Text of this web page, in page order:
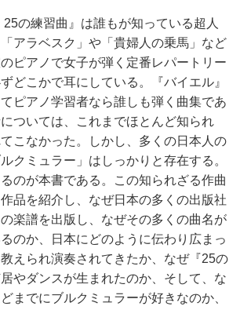
25の練習曲』は誰もが知っている超人
アラベスク」や「貴婦人の乗馬」など
ピアノで女子が弾く定番レパートリー
どこかで耳にしている。『バイエル』
ピアノ学習者なら誰しも弾く曲集であ
ついては、これまでほとんど知られ
こなかった。しかし、多くの日本人の
クミュラー」はしっかりと存在する。
のが本書である。この知られざる作曲
品を紹介し、なぜ日本の多くの出版社
楽譜を出版し、なぜその多くの曲名が
のか、日本にどのように伝わり広まっ
えられ演奏されてきたか、なぜ『25の
やダンスが生まれたのか、そして、な
までにブルクミュラーが好きなのか、